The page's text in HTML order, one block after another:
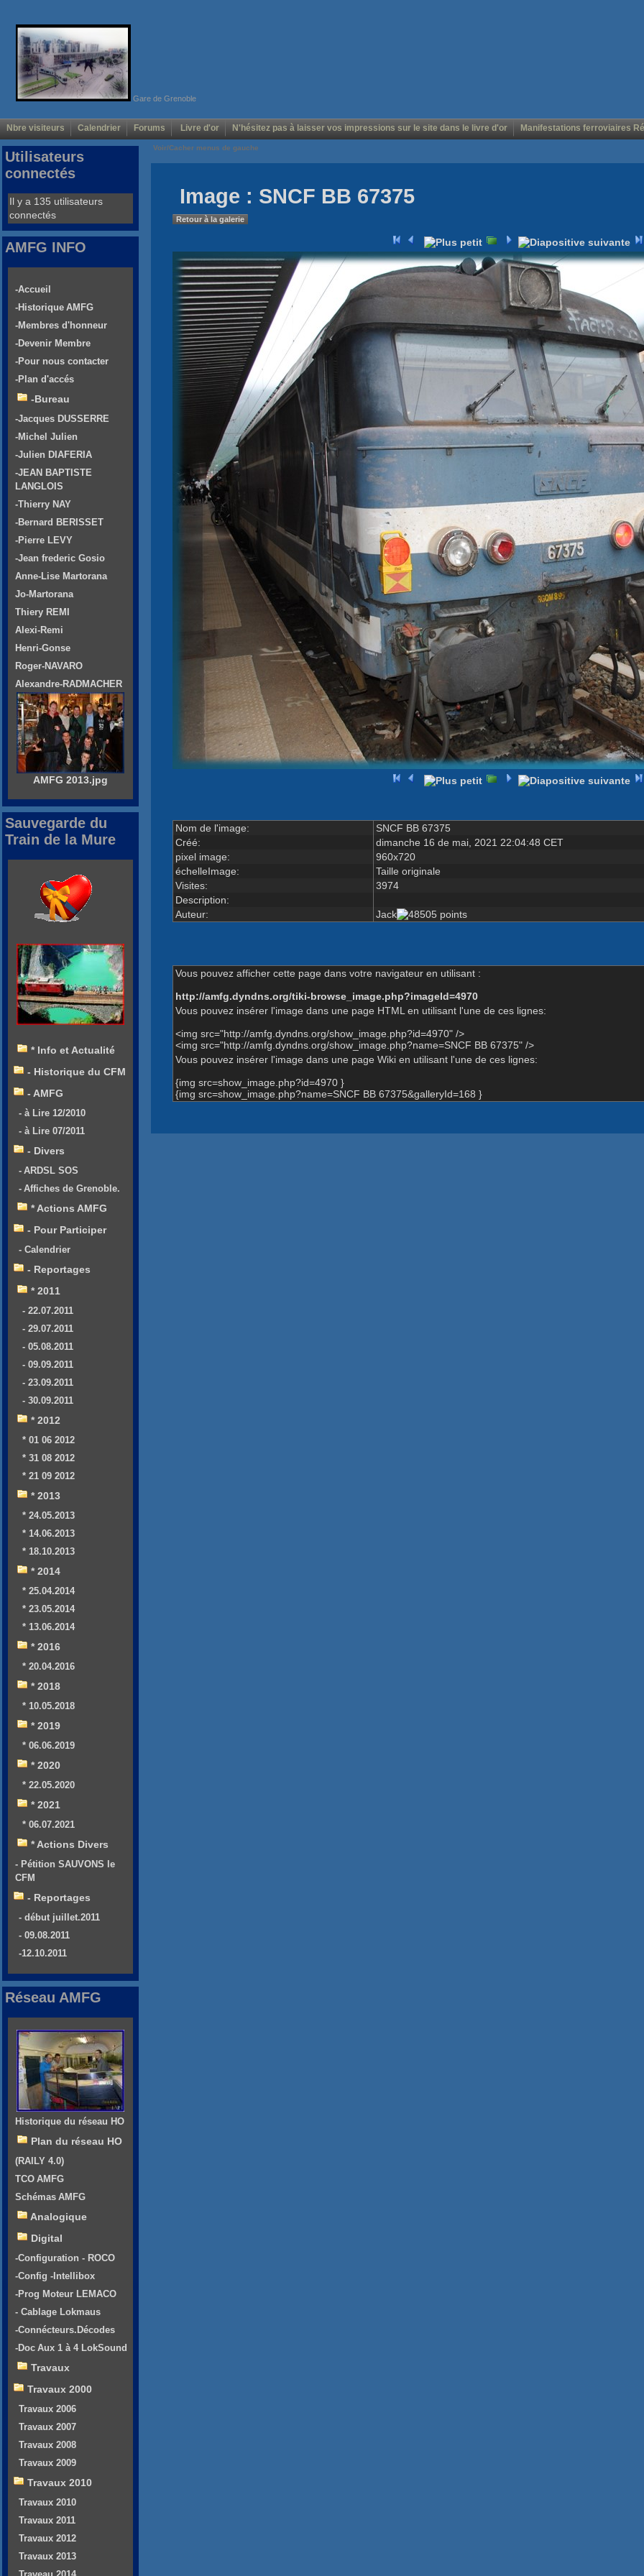
Gare de Grenoble
Nbre visiteurs Calendrier Forums Livre d'or N'hésitez pas à laisser vos impressions sur le site dans le livre d'or Manifestations ferroviaires
Voir/Cacher menus de gauche
Image : SNCF BB 67375
Retour à la galerie
Nom de l'image:
SNCF BB 67375
Créé:
dimanche 16 de mai, 2021 22:04:48 CET
pixel image:
960x720
échelleImage:
Taille originale
Visites:
3974
Description:
Auteur:
Jack
Vous pouvez afficher cette page dans votre navigateur en utilisant :
http://amfg.dyndns.org/tiki-browse_image.php?imageId=4970
Vous pouvez insérer l'image dans une page HTML en utilisant l'une de ces lignes:
<img src="http://amfg.dyndns.org/show_image.php?id=4970" />
<img src="http://amfg.dyndns.org/show_image.php?name=SNCF BB 67375" />
Vous pouvez insérer l'image dans une page Wiki en utilisant l'une de ces lignes:
{img src=show_image.php?id=4970 }
{img src=show_image.php?name=SNCF BB 67375&galleryId=168 }
Utilisateurs
connectés
Il y a 135 utilisateurs
connectés
AMFG INFO
-Accueil
-Historique AMFG
-Membres d'honneur
-Devenir Membre
-Pour nous contacter
-Plan d'accés
-Bureau
-Jacques DUSSERRE
-Michel Julien
-Julien DIAFERIA
-JEAN BAPTISTE
LANGLOIS
-Thierry NAY
-Bernard BERISSET
-Pierre LEVY
-Jean frederic Gosio
Anne-Lise Martorana
Jo-Martorana
Thiery REMI
Alexi-Remi
Henri-Gonse
Roger-NAVARO
Alexandre-RADMACHER
AMFG 2013.jpg
Sauvegarde du
Train de la Mure
* Info et Actualité
- Historique du CFM
- AMFG
- à Lire 12/2010
- à Lire 07/2011
- Divers
- ARDSL SOS
- Affiches de Grenoble.
* Actions AMFG
- Pour Participer
- Calendrier
- Reportages
* 2011
- 22.07.2011
- 29.07.2011
- 05.08.2011
- 09.09.2011
- 23.09.2011
- 30.09.2011
* 2012
* 01 06 2012
* 31 08 2012
* 21 09 2012
* 2013
* 24.05.2013
* 14.06.2013
* 18.10.2013
* 2014
* 25.04.2014
* 23.05.2014
* 13.06.2014
* 2016
* 20.04.2016
* 2018
* 10.05.2018
* 2019
* 06.06.2019
* 2020
* 22.05.2020
* 2021
* 06.07.2021
* Actions Divers
- Pétition SAUVONS le
CFM
- Reportages
- début juillet.2011
- 09.08.2011
-12.10.2011
Réseau AMFG
Historique du réseau HO
Plan du réseau HO
(RAILY 4.0)
TCO AMFG
Schémas AMFG
Analogique
Digital
-Configuration - ROCO
-Config -Intellibox
-Prog Moteur LEMACO
- Cablage Lokmaus
-Connécteurs.Décodes
-Doc Aux 1 à 4 LokSound
Travaux
Travaux 2000
Travaux 2006
Travaux 2007
Travaux 2008
Travaux 2009
Travaux 2010
Travaux 2010
Travaux 2011
Travaux 2012
Travaux 2013